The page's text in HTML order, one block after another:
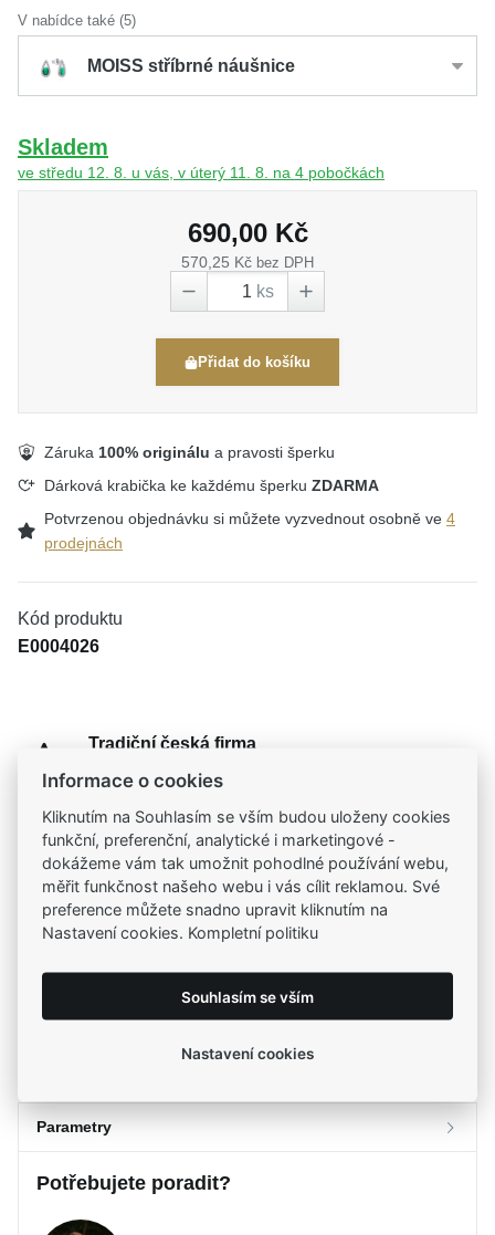
V nabídce také (5)
MOISS stříbrné náušnice
Skladem
ve středu 12. 8. u vás, v úterý 11. 8. na 4 pobočkách
690,00 Kč
570,25 Kč bez DPH
ks
Přidat do košíku
Záruka 100% originálu a pravosti šperku
Dárková krabička ke každému šperku ZDARMA
Potvrzenou objednávku si můžete vyzvednout osobně ve 4
prodejnách
Kód produktu
E0004026
Tradiční česká firma
Široký výběr produktů
Na našem e-shopu máte výběr z tisíců šperků
Garance vysoké kvality
Certifikáty původu a kvality k vybraným šperkům
Kamenné prodejny
Parametry
Parametry a specifikace
Určení
Potřebujete poradit?
Informace o cookies
Kliknutím na Souhlasím se vším budou uloženy cookies
funkční, preferenční, analytické i marketingové -
dokážeme vám tak umožnit pohodlné používání webu,
měřit funkčnost našeho webu i vás cílit reklamou. Své
preference můžete snadno upravit kliknutím na
Nastavení cookies. Kompletní politiku
Souhlasím se vším
Nastavení cookies